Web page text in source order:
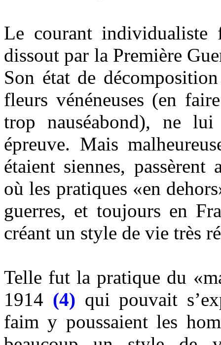
Le courant individualiste
dissout par la Première
Son état de
fleurs vénéneuses (en
trop nauséabond), ne
épreuve. Mais
étaient siennes,
où les pratiques «en
guerres, et toujours en
créant un style de vie très
Telle fut la pratique du
1914 (4) qui pouvait
faim y poussaient les